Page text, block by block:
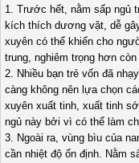
1. Trước hết, nằm sấp ngủ
kích thích dương vật, dễ
xuyên có thể khiến cho
trung, nghiêm trọng hơn
2. Nhiều bạn trẻ vốn đã
càng không nên lựa chọn
xuyên xuất tinh, xuất tinh
ngủ này bởi vì có thể làm
3. Ngoài ra, vùng bìu của
cần nhiệt độ ổn định. Nằm